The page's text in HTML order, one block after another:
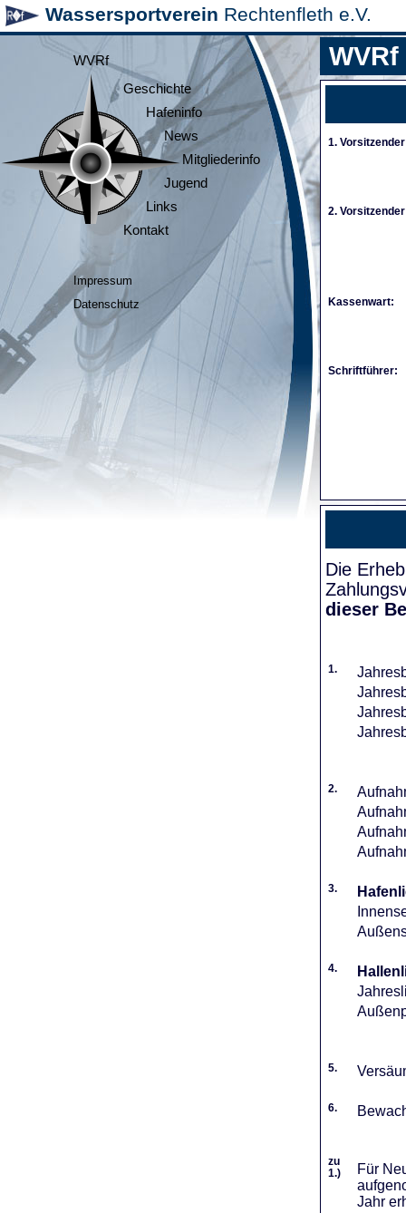
Wassersportverein Rechtenfleth e.V.
WVRf
Geschichte
Hafeninfo
News
Mitgliederinfo
Jugend
Links
Kontakt
Impressum
Datenschutz
WVRf
1.
2.
Kassenwart:
Schriftführer:
Die
dieser
1.
2.
3.
4.
5.
6.
zu
1.)
Für
Jahr